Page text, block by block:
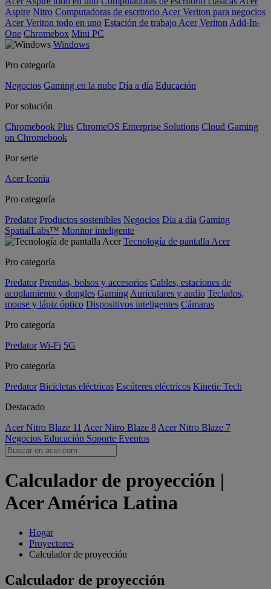
Aspire Nitro Computadoras de escritorio Acer Veriton para negocios
Acer Veriton todo en uno Estación de trabajo Acer Veriton Add-In-
One Chromebox Mini PC
Windows
Pro categoría
Negocios Gaming en la nube Día a día Educación
Por solución
Chromebook Plus ChromeOS Enterprise Solutions Cloud Gaming
on Chromebook
Por serie
Acer Iconia
Pro categoría
Predator Productos sostenibles Negocios Día a día Gaming
SpatialLabs™ Monitor inteligente
Tecnología de pantalla Acer
Pro categoría
Predator Prendas, bolsos y accesorios Cables, estaciones de
acoplamiento y dongles Gaming Auriculares y audio Teclados,
mouse y lápiz óptico Dispositivos inteligentes Cámaras
Pro categoría
Predator Wi-Fi 5G
Pro categoría
Predator Bicicletas eléctricas Escúteres eléctricos Kinetic Tech
Destacado
Acer Nitro Blaze 11 Acer Nitro Blaze 8 Acer Nitro Blaze 7
Negocios Educación Soporte Eventos
Calculador de proyección |
Acer América Latina
Hogar
Proyectores
Calculador de proyección
Calculador de proyección